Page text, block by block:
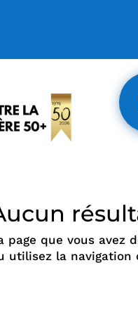
page que vous avez
utilisez la